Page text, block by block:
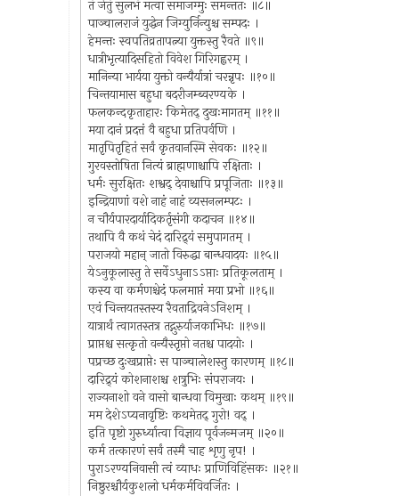
तं जेतुं सुलभं मत्वा समाजग्मुः समन्ततः ॥८॥
पाञ्चालराजं युद्धेन जिग्युर्निन्युश्च सम्पदः ।
हेमन्तः स्वपतिव्रतापत्न्या युक्तस्तु रैवते ॥९॥
धात्रीभृत्यादिसहितो विवेश गिरिगह्वरम् ।
मानिन्या भार्यया युक्तो वन्यैर्यात्रां चरन्नृपः ॥१०॥
चिन्तयामास बहुधा बदरीजम्ब्वरण्यके ।
फलकन्दकृताहारः किमेतद् दुखःमागतम् ॥११॥
मया दानं प्रदत्तं वै बहुधा प्रतिपर्वणि ।
मातृपितृहितं सर्वं कृतवानस्मि सेवकः ॥१२॥
गुरवस्तोषिता नित्यं ब्राह्मणाश्चापि रक्षिताः ।
धर्मः सुरक्षितः शश्वद् देवाश्चापि प्रपूजिताः ॥१३॥
इन्द्रियाणां वशे नाहं नाहं व्यसनलम्पटः ।
न चौर्यपारदार्यादिकर्तृसंगी कदाचन ॥१४॥
तथापि वै कथं चेदं दारिद्र्यं समुपागतम् ।
पराजयो महान् जातो विरुद्धा बान्धवादयः ॥१५॥
येऽनुकूलास्तु ते सर्वेऽधुनाऽऽप्ताः प्रतिकूलताम् ।
कस्य वा कर्मणश्चेदं फलमाप्तं मया प्रभो ॥१६॥
एवं चिन्तयतस्तस्य रैवताद्रिवनेऽनिशम् ।
यात्रार्थं त्वागतस्तत्र तद्गुरुर्याजकाभिधः ॥१७॥
प्राप्तश्च सत्कृतो वन्यैस्तृप्तो नतश्च पादयोः ।
पप्रच्छ दुःखप्राप्तेः स पाञ्चालेशस्तु कारणम् ॥१८॥
दारिद्र्यं कोशनाशश्च शत्रुभिः संपराजयः ।
राज्यनाशो वने वासो बान्धवा विमुखाः कथम् ॥१९॥
मम देशेऽप्यनावृष्टिः कथमेतद् गुरो! वद् ।
इति पृष्टो गुरुर्ध्यात्वा विज्ञाय पूर्वजन्मजम् ॥२०॥
कर्म तत्कारणं सर्वं तस्मै चाह शृणु नृप! ।
पुराऽरण्यनिवासी त्वं व्याधः प्राणिविहिंसकः ॥२१॥
निष्ठुरश्चौर्यकुशलो धर्मकर्मविवर्जितः ।